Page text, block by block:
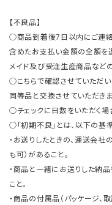
【不良品】
○商品到着後7日以内にご連
含めたお支払い金額の全額を
メイド及び受注生産商品など
○こちらで確認させていただ
同等品と交換させていただきま
○チェックに日数をいただく場
○「初期不良」とは、以下の基
・お送りしたときの、運送会社
も可）があること。
・商品と一緒にお送りした納品
こと。
・商品の付属品（パッケージ、